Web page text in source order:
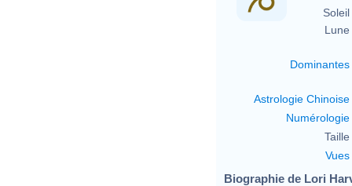
Soleil
Lune
Dominantes
Astrologie Chinoise
Numérologie
Taille
Vues
Biographie de Lori